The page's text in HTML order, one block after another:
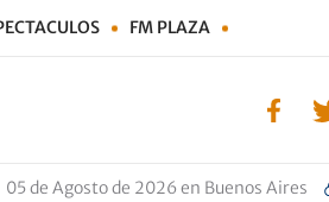
FM PLAZA
05 de Agosto de 2026 en Buenos Aires